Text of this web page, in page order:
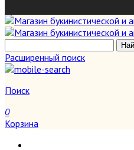
Расширенный поиск
Поиск
0
Корзина